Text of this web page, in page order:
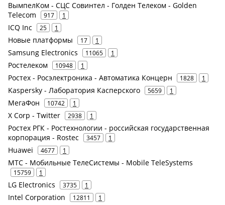
ВымпелКом - СЦС Совинтел - Голден Телеком - Golden
Telecom
917 1
ICQ Inc 25 1
Новые платформы 17 1
Samsung Electronics 11065 1
Ростелеком 10948 1
Ростех - Росэлектроника - Автоматика Концерн 1828 1
Kaspersky - Лаборатория Касперского 5659 1
МегаФон 10742 1
X Corp - Twitter 2938 1
Ростех РГК - Ростехнологии - российская государственная
корпорация - Rostec
3457 1
Huawei 4677 1
МТС - Мобильные ТелеСистемы - Mobile TeleSystems
15759 1
LG Electronics 3735 1
Intel Corporation 12811 1